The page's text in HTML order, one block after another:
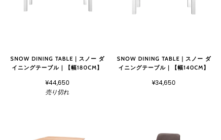
SNOW DINING TABLE｜スノー ダ
イニングテーブル｜【幅180CM】
¥44,650
売り切れ
SNOW DINING TABLE｜スノー ダ
イニングテーブル｜【幅140CM】
¥34,650